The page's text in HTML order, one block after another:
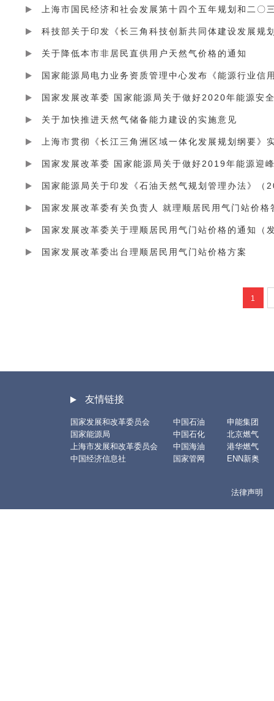
上海市国民经济和社会发展第十四个五年规划和二〇
科技部关于印发《长三角科技创新共同体建设发展规
关于降低本市非居民直供用户天然气价格的通知
国家能源局电力业务资质管理中心发布《能源行业信
国家发展改革委 国家能源局关于做好2020年能源安
关于加快推进天然气储备能力建设的实施意见
上海市贯彻《长江三角洲区域一体化发展规划纲要》
国家发展改革委 国家能源局关于做好2019年能源迎
国家能源局关于印发《石油天然气规划管理办法》（
国家发展改革委有关负责人 就理顺居民用气门站价格
国家发展改革委关于理顺居民用气门站价格的通知
国家发展改革委出台理顺居民用气门站价格方案
1
友情链接
国家发展和改革委员会
国家能源局
上海市发展和改革委员会
中国经济信息社
中国石油
中国石化
中国海油
国家管网
申能集团
北京燃气
港华燃气
ENN新奥
法律声明